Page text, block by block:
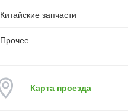
Китайские запчасти
Прочее
Карта проезда